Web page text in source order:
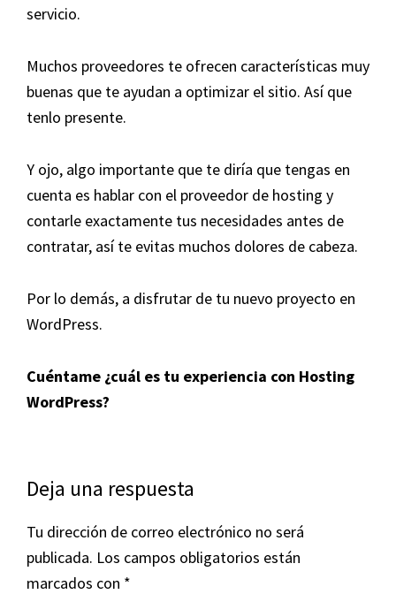
servicio.
Muchos proveedores te ofrecen características muy
buenas que te ayudan a optimizar el sitio. Así que
tenlo presente.
Y ojo, algo importante que te diría que tengas en
cuenta es hablar con el proveedor de hosting y
contarle exactamente tus necesidades antes de
contratar, así te evitas muchos dolores de cabeza.
Por lo demás, a disfrutar de tu nuevo proyecto en
WordPress.
Cuéntame ¿cuál es tu experiencia con Hosting
WordPress?
Interacciones
con
los
lectores
Deja una respuesta
Tu dirección de correo electrónico no será
publicada. Los campos obligatorios están
marcados con *